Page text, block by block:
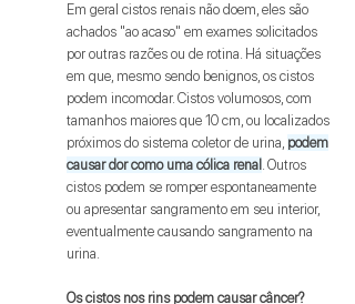
Em geral cistos renais não doem, eles são
achados "ao acaso" em exames solicitados
por outras razões ou de rotina. Há situações
em que, mesmo sendo benignos, os cistos
podem incomodar. Cistos volumosos, com
tamanhos maiores que 10 cm, ou localizados
próximos do sistema coletor de urina, podem
causar dor como uma cólica renal . Outros
cistos podem se romper espontaneamente
ou apresentar sangramento em seu interior,
eventualmente causando sangramento na
urina.
Os cistos nos rins podem causar câncer?